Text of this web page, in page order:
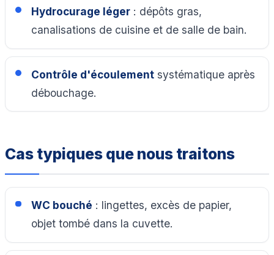
Hydrocurage léger: dépôts gras,
canalisations de cuisine et de salle de bain.
Contrôle d'écoulementsystématique après
débouchage.
Cas typiques que nous traitons
WC bouché : lingettes, excès de papier,
objet tombé dans la cuvette.